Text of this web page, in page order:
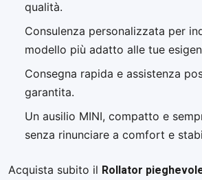
qualità.
Consulenza personalizzata per
modello più adatto alle tue
Consegna rapida e assistenza
garantita.
Un ausilio MINI, compatto e
senza rinunciare a comfort e
Acquista subito il Rollator